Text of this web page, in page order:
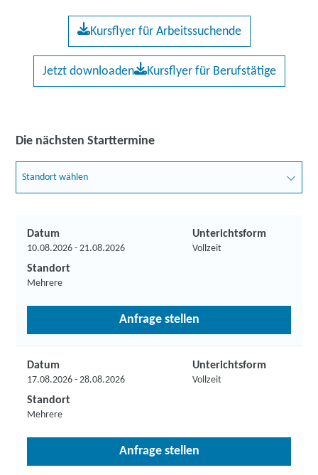
Kursflyer für Arbeitssuchende
Jetzt downloaden Kursflyer für Berufstätige
Die nächsten Starttermine
Standort wählen
Datum
10.08.2026 - 21.08.2026
Unterichtsform
Vollzeit
Standort
Mehrere
Anfrage stellen
Datum
17.08.2026 - 28.08.2026
Unterichtsform
Vollzeit
Standort
Mehrere
Anfrage stellen